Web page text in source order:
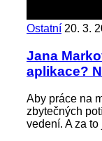
Ostatní 20. 3.
Jana
aplikace?
Aby práce na
zbytečných
vedení. A za